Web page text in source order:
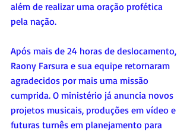
além de realizar uma oração profética
pela nação.
Após mais de 24 horas de deslocamento,
Raony Farsura e sua equipe retornaram
agradecidos por mais uma missão
cumprida. O ministério já anuncia novos
projetos musicais, produções em vídeo e
futuras turnês em planejamento para